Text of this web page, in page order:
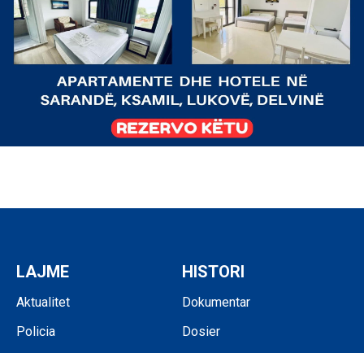
LAJME
Aktualitet
Policia
HISTORI
Dokumentar
Dosier